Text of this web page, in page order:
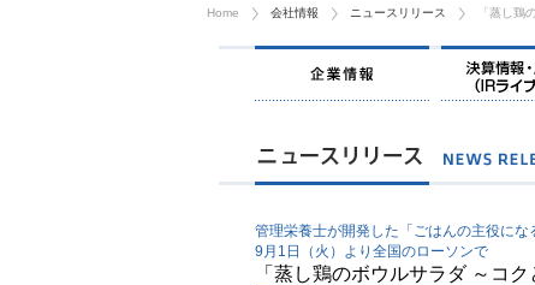
Home 会社情報 ニュースリリース 「蒸し鶏
企業情報
管理栄養士が開発した「ごはんの主役にな
9月1日（火）より全国のローソンで
「蒸し鶏のボウルサラダ ～コ